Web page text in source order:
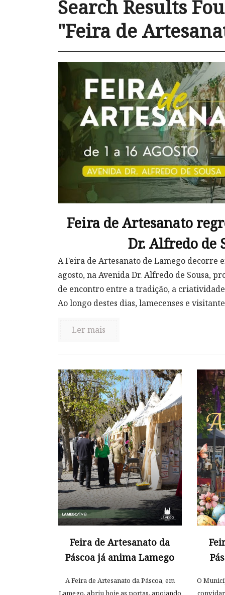
Search Results
"Feira de
Feira de Artesanato
Dr. Alfredo de
A Feira de Artesanato de Lamego decorre
agosto, na Avenida Dr. Alfredo de Sousa,
de encontro entre a tradição, a
Ao longo destes dias, lamecenses e
Ler mais
Feira de Artesanato da
Páscoa já anima Lamego
A Feira de Artesanato da Páscoa, em
Lamego, abriu hoje as portas, apoiando
O